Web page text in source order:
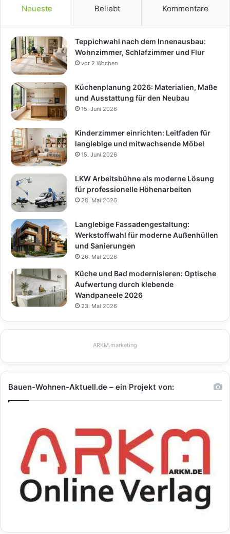
Neueste Beliebt Kommentare
Teppichwahl nach dem Innenausbau:
Wohnzimmer, Schlafzimmer und Flur
vor 2 Wochen
Küchenplanung 2026: Materialien, Maße
und Ausstattung für den Neubau
15. Juni 2026
Kinderzimmer einrichten: Leitfaden für
langlebige und mitwachsende Möbel
15. Juni 2026
LKW Arbeitsbühne als moderne Lösung
für professionelle Höhenarbeiten
28. Mai 2026
Langlebige Fassadengestaltung:
Werkstoffwahl für moderne Außenhüllen
und Sanierungen
26. Mai 2026
Küche und Bad modernisieren: Optische
Aufwertung durch klebende
Wandpaneele 2026
23. Mai 2026
ARKM.marketing
Bauen-Wohnen-Aktuell.de – ein Projekt von: